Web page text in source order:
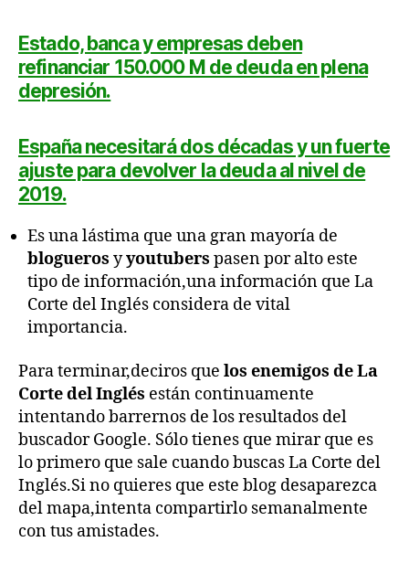
Estado, banca y empresas deben
refinanciar 150.000 M de deuda en plena
depresión.
España necesitará dos décadas y un fuerte
ajuste para devolver la deuda al nivel de
2019.
Es una lástima que una gran mayoría de
blogueros yyoutubers pasen por alto este
tipo de información,una información que La
Corte del Inglés considera de vital
importancia.
Para terminar,deciros que los enemigos de La
Corte del Inglés están continuamente
intentando barrernos de los resultados del
buscador Google. Sólo tienes que mirar que es
lo primero que sale cuando buscas La Corte del
Inglés.Si no quieres que este blog desaparezca
del mapa,intenta compartirlo semanalmente
con tus amistades.